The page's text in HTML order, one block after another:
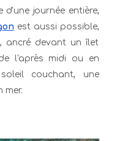
journée entière,
est aussi possible,
ancré devant un îlet
l'après midi ou en
couchant, une
mer.